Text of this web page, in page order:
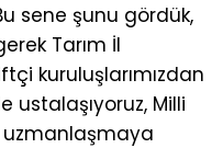
sene şunu gördük,
Tarım İl
kuruluşlarımızdan
ustalaşıyoruz, Milli
uzmanlaşmaya